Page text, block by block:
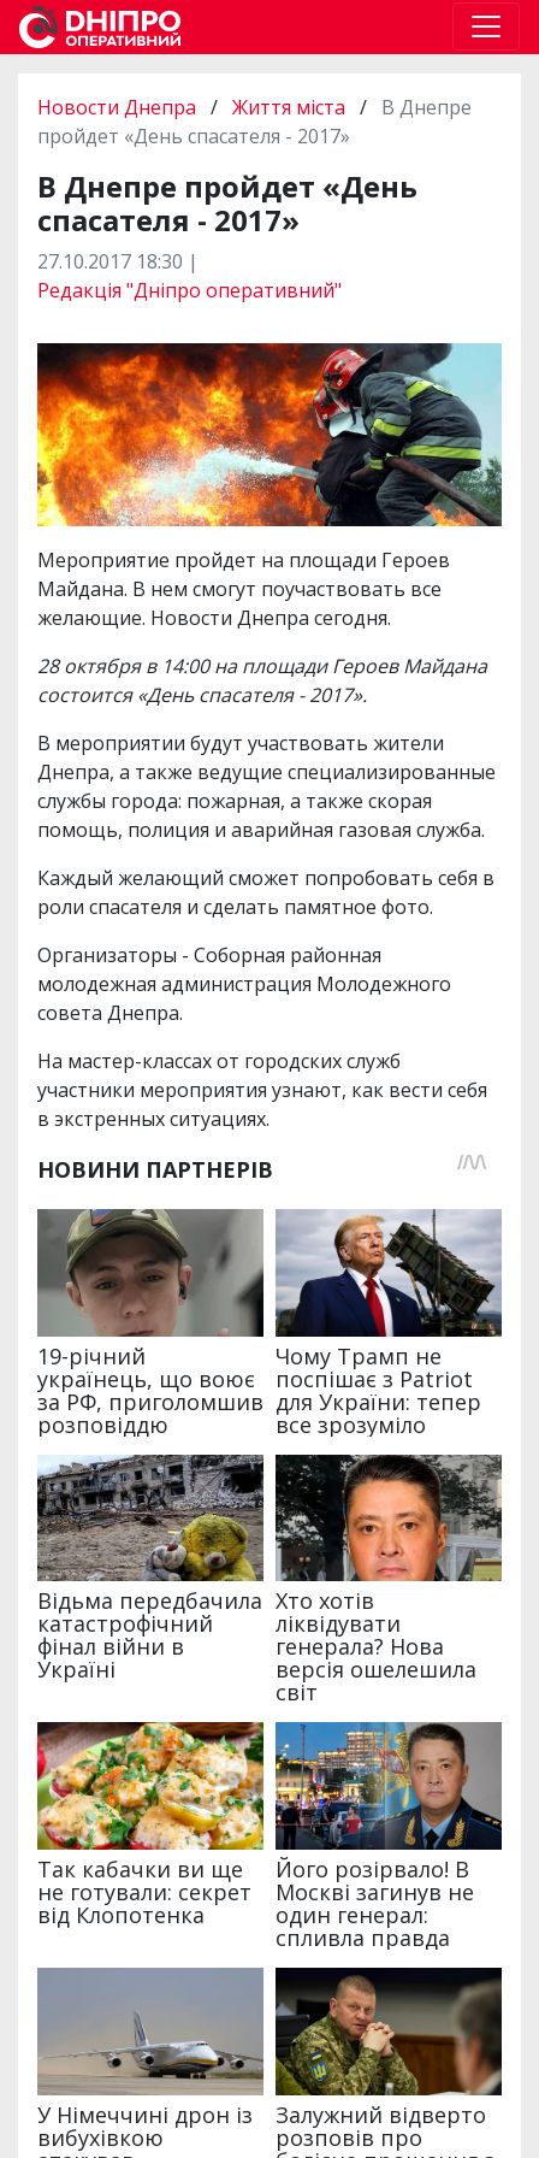
Новости Днепра / Життя міста / В Днепре
пройдет «День спасателя - 2017»
В Днепре пройдет «День
спасателя - 2017»
27.10.2017 18:30 |
Редакція "Дніпро оперативний"
Мероприятие пройдет на площади Героев
Майдана. В нем смогут поучаствовать все
желающие. Новости Днепра сегодня.
28 октября в 14:00 на площади Героев Майдана
состоится «День спасателя - 2017».
В мероприятии будут участвовать жители
Днепра, а также ведущие специализированные
службы города: пожарная, а также скорая
помощь, полиция и аварийная газовая служба.
Каждый желающий сможет попробовать себя в
роли спасателя и сделать памятное фото.
Организаторы - Соборная районная
молодежная администрация Молодежного
совета Днепра.
На мастер-классах от городских служб
участники мероприятия узнают, как вести себя
в экстренных ситуациях.